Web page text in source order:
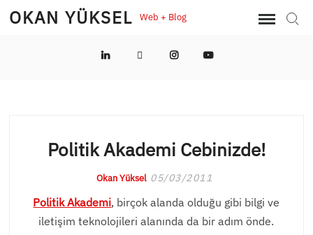
SkipOKAN YÜKSEL Web + Blog
LinkedInTwitterInstagramYouTube
Politik Akademi Cebinizde!
Okan Yüksel 05/03/2011
Politik Akademi, birçok alanda olduğu gibi bilgi ve
iletişim teknolojileri alanında da bir adım önde.